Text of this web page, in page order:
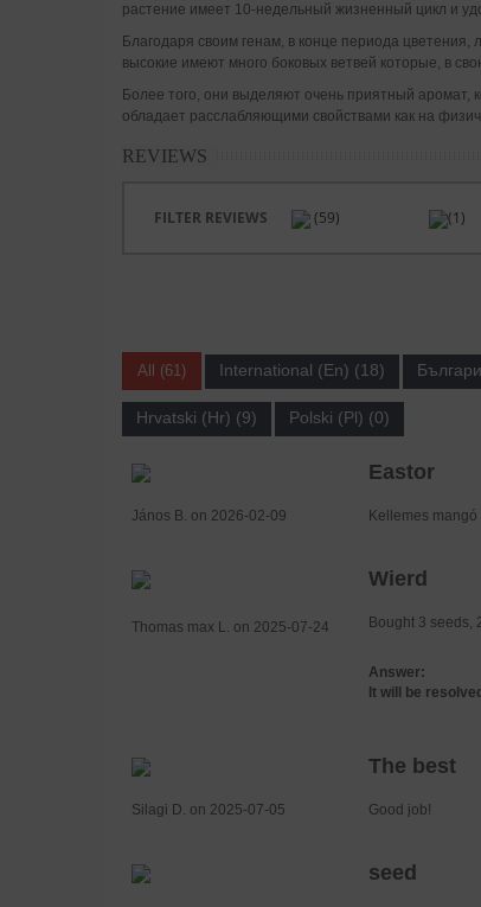
растение имеет 10-недельный жизненный цикл и
Благодаря своим генам, в конце периода
высокие имеют много боковых ветвей которые, в
Более того, они выделяют очень приятный
обладает расслабляющими свойствами как на
REVIEWS
FILTER REVIEWS (59) (1)
All (61) International (En) (18)
Hrvatski (Hr) (9) Polski (Pl) (0)
Eastor
János B. on 2026-02-09 Kellemes
Wierd
Thomas max L. on 2025-07-24 Bought 3 seeds,
Answer:
It will be
The best
Silagi D. on 2025-07-05 Good job!
seed